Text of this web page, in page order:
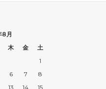
月
木 金
土
1
6 7
8
13 14
15